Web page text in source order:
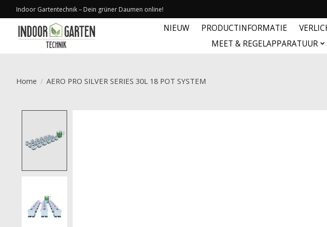
Indoor Gartentechnik – Dein grüner Daumen online!
NIEUW PRODUCTINFORMATIE
MEET & REGELAPPARATUUR
Home / AERO PRO SILVER SERIES 30L 18 POT SYSTEM